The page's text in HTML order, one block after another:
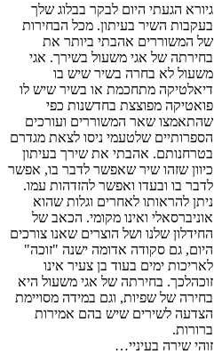
גיורא הגעתי היום לבקר בבלוג שלך
בעקבות השיר בעיתון. מכל הבחירות
של המשוררים אהבתי ביותר את
בחירתה של אגי משעול בשירך. אגי
משעול לא בחרה בשיר שיש בו
דיאלטיקה מתחכמת או בשיר שיש לו
פואטיקה מפוצצת בחדשנות כפי
שהתאמצו שאר המשוררים ועורכים
הספרותיים שלטעמי ניסו לצאת מגדרם
בטרחנותם. אהבתי את שירך בעיתון
כיוון שזהו שיר שאפשר לדבר בו, אפשר
לדבר בו ובעדו ואפשר להזדהות עמו.
ניתן להראותו לאחרים וגלות שהוא
אוניברסאלי ואינו מקומי. הכאב של
החידלון שלנו ושל הוצרים שאנו צורכים
היום, גם סקודה אדומה ישנה "זוכה"
לאריכות ימים בעוד בן צעיר אינו
זוכהלכך. בחירתה של אגי משעול היא
בחירה של שפיות, וגם במידה מסויימת
הצדעה לשירים שיש בהם אמירות
ברורות.
זוהי שירה בעיניי…